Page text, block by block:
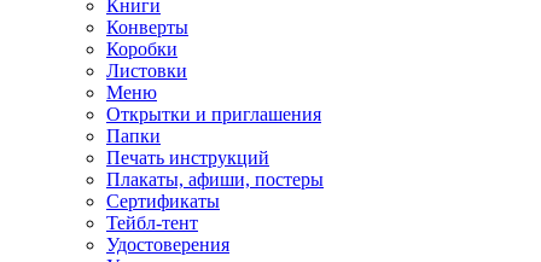
Книги
Конверты
Коробки
Листовки
Меню
Открытки и приглашения
Папки
Печать инструкций
Плакаты, афиши, постеры
Сертификаты
Тейбл-тент
Удостоверения